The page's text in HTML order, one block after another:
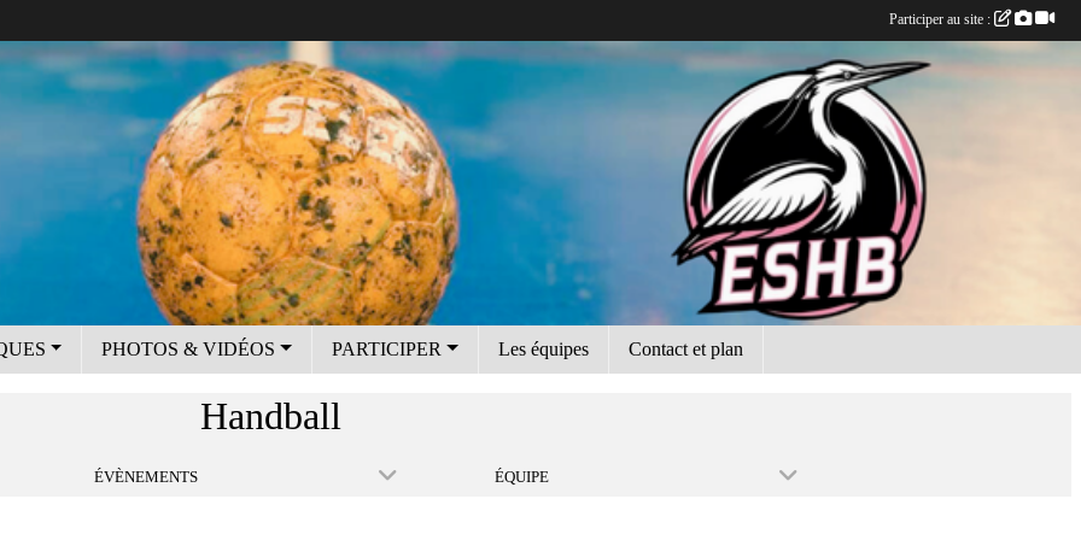
PHOTOS & VIDÉOS PARTICIPER Les équipes Contact et plan
Handball
ÉVÈNEMENTS ÉQUIPE
Participer au site :